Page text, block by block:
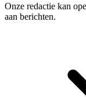
Onze redactie kan
aan berichten.